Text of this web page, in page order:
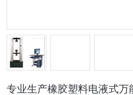
专业生产橡胶塑料电液式万